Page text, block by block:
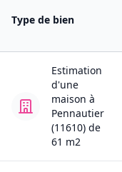
Type de bien
Estimation
d'une
maison à
Pennautier
(11610) de
61 m2